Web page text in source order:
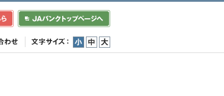
小 中 大